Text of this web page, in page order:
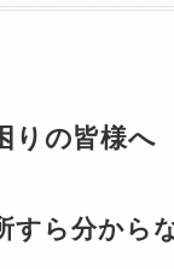
りの皆様へ
すら分から